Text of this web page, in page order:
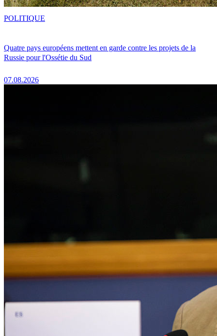
Quatre pays européens mettent en garde contre les projets de la
Russie pour l'Ossétie du Sud
07.08.2026
POLITIQUE